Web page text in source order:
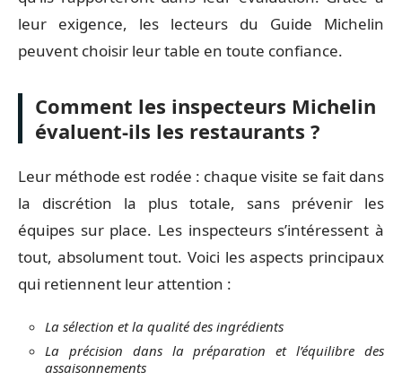
leur exigence, les lecteurs du Guide Michelin
peuvent choisir leur table en toute confiance.
Comment les inspecteurs Michelin
évaluent-ils les restaurants ?
Leur méthode est rodée : chaque visite se fait dans
la discrétion la plus totale, sans prévenir les
équipes sur place. Les inspecteurs s’intéressent à
tout, absolument tout. Voici les aspects principaux
qui retiennent leur attention :
La sélection et la qualité des ingrédients
La précision dans la préparation et l’équilibre des
assaisonnements